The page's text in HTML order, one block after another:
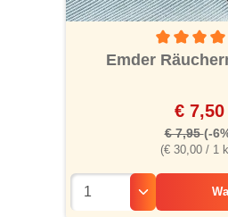
Emder
(€ 30,00 / 1
€ 7,50
€ 7,95(-